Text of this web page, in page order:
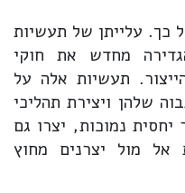
כך. עלייתן של תעשיות
מחדש את חוקי
תעשיות אלה על
שלהן ויצירת תהליכי
יחסית נמוכות, יצרו גם
מול יצרנים מחוץ